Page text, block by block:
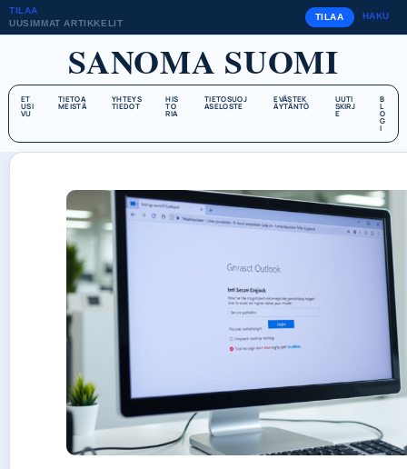
TILAA
UUSIMMAT ARTIKKELIT
TILAA HAKU
SANOMA SUOMI
ET
USI
VU
TIETOA
MEISTÄ
YHTEYS
TIEDOT
HIS
TO
RIA
TIETOSUOJ
ASELOSTE
EVÄSTEK
ÄYTÄNTÖ
UUTI
SKIRJ
E
B
L
O
G
I